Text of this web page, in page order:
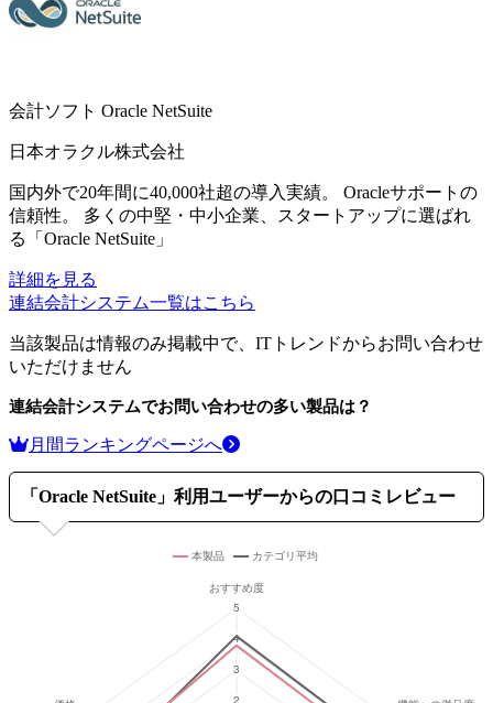
会計ソフト Oracle NetSuite
日本オラクル株式会社
国内外で20年間に40,000社超の導入実績。 Oracleサポートの
信頼性。 多くの中堅・中小企業、スタートアップに選ばれ
る「Oracle NetSuite」
詳細を見る
連結会計システム一覧はこちら
当該製品は情報のみ掲載中で、ITトレンドからお問い合わせ
いただけません
連結会計システムでお問い合わせの多い製品は？
月間ランキングページへ
「 Oracle NetSuite 」利用ユーザーからの口コミレビュー